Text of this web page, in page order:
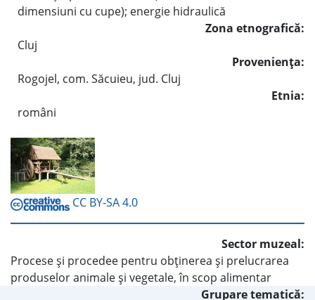
dimensiuni cu cupe); energie hidraulică
Zona etnografică:
Cluj
Provenienţa:
Rogojel, com. Săcuieu, jud. Cluj
Etnia:
români
CC BY-SA 4.0
Sector muzeal:
Procese şi procedee pentru obţinerea şi prelucrarea
produselor animale şi vegetale, în scop alimentar
Grupare tematică: